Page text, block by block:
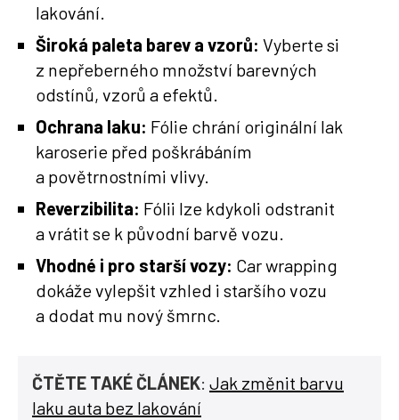
lakování.
Široká paleta barev a vzorů: Vyberte si
z nepřeberného množství barevných
odstínů, vzorů a efektů.
Ochrana laku: Fólie chrání originální lak
karoserie před poškrábáním
a povětrnostními vlivy.
Reverzibilita: Fólii lze kdykoli odstranit
a vrátit se k původní barvě vozu.
Vhodné i pro starší vozy: Car wrapping
dokáže vylepšit vzhled i staršího vozu
a dodat mu nový šmrnc.
ČTĚTE TAKÉ ČLÁNEK: Jak změnit barvu
laku auta bez lakování